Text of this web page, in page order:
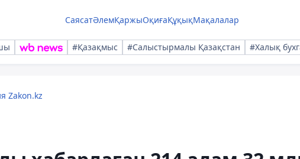
СаясатӘлемҚаржыОқиғаҚұқықМақалалар
#Қазақмыс #Салыстырмалы Қазақстан #Халық
Zakon.kz